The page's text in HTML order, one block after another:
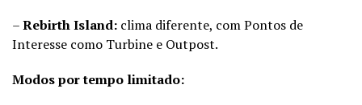
–Rebirth Island: clima diferente, com Pontos de
Interesse como Turbine e Outpost.
Modos por tempo limitado: